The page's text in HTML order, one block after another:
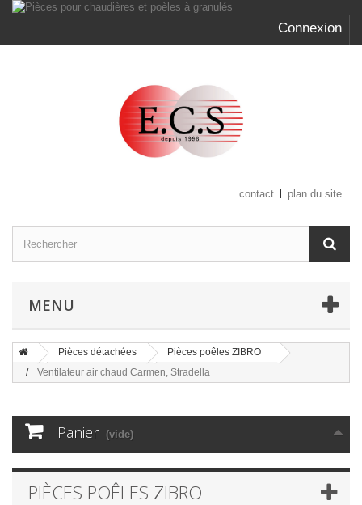
Connexion
contact plan du site
MENU
Pièces détachées
Pièces poêles ZIBRO
Ventilateur air chaud Carmen, Stradella
Panier (vide)
PIÈCES POÊLES ZIBRO